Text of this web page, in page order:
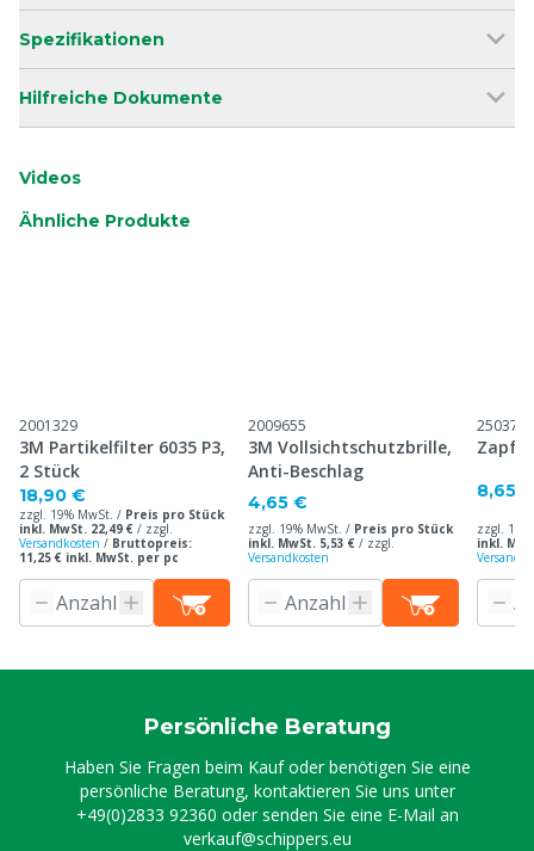
Spezifikationen
Hilfreiche Dokumente
Videos
Ähnliche Produkte
2001329
3M Partikelfilter 6035 P3,
2 Stück
18,90 €
zzgl. 19% MwSt. / Preis pro Stück
inkl. MwSt. 22,49 € / zzgl.
Versandkosten / Bruttopreis:
11,25 € inkl. MwSt. per pc
2009655
3M Vollsichtschutzbrille,
Anti-Beschlag
4,65 €
zzgl. 19% MwSt. / Preis pro Stück
inkl. MwSt. 5,53 € / zzgl.
Versandkosten
2503710
8,65 €
zzgl.
inkl.
Persönliche Beratung
Haben Sie Fragen beim Kauf oder benötigen Sie eine
persönliche Beratung, kontaktieren Sie uns unter
+49(0)2833 92360 oder senden Sie eine E-Mail an
verkauf@schippers.eu